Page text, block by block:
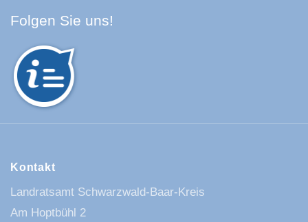
Folgen Sie uns!
Kontakt
Landratsamt Schwarzwald-Baar-Kreis
Am Hoptbühl 2